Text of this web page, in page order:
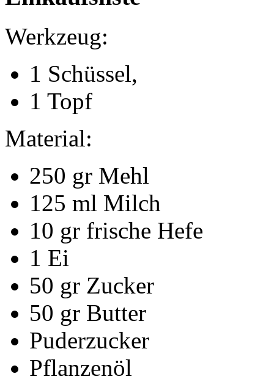
Werkzeug:
1 Schüssel,
1 Topf
Material:
250 gr Mehl
125 ml Milch
10 gr frische Hefe
1 Ei
50 gr Zucker
50 gr Butter
Puderzucker
Pflanzenöl